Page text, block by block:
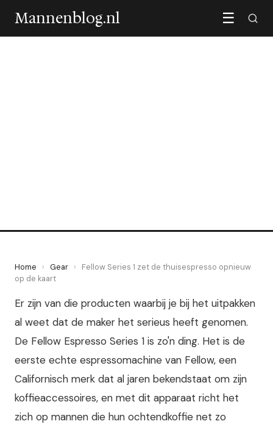
Mannenblog.nl ☰
Home › Gear ›
Fellow Series 1 zet de thuisespresso opnieuw
op de kaart
Er zijn van die producten waarbij je bij het uitpakken
al weet dat de maker het serieus heeft genomen.
De Fellow Espresso Series 1 is zo'n ding. Het is de
eerste echte espressomachine van Fellow, een
Californisch merk dat al jaren bekendstaat om zijn
koffieaccessoires, en met dit apparaat richt het
zich op mannen die hun ochtendkoffie net zo